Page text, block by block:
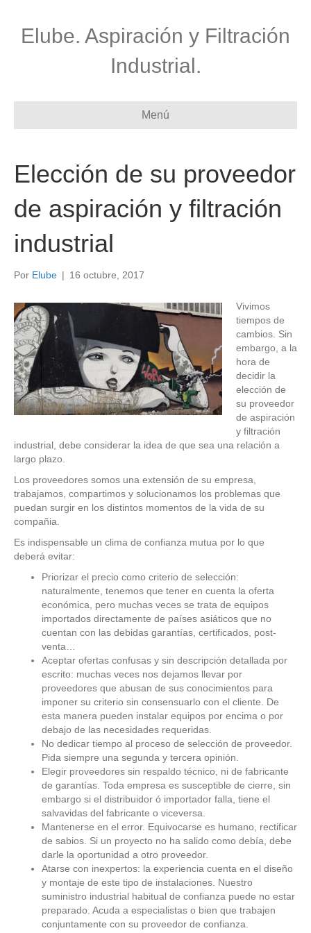
Elube. Aspiración y Filtración
Industrial.
Menú
Elección de su proveedor
de aspiración y filtración
industrial
Por Elube | 16 octubre, 2017
Vivimos
tiempos de
cambios. Sin
embargo, a la
hora de
decidir la
elección de
su proveedor
de aspiración
y filtración
industrial, debe considerar la idea de que sea una relación a
largo plazo.
Los proveedores somos una extensión de su empresa,
trabajamos, compartimos y solucionamos los problemas que
puedan surgir en los distintos momentos de la vida de su
compañia.
Es indispensable un clima de confianza mutua por lo que
deberá evitar:
Priorizar el precio como criterio de selección:
naturalmente, tenemos que tener en cuenta la oferta
económica, pero muchas veces se trata de equipos
importados directamente de países asiáticos que no
cuentan con las debidas garantías, certificados, post-
venta…
Aceptar ofertas confusas y sin descripción detallada por
escrito: muchas veces nos dejamos llevar por
proveedores que abusan de sus conocimientos para
imponer su criterio sin consensuarlo con el cliente. De
esta manera pueden instalar equipos por encima o por
debajo de las necesidades requeridas.
No dedicar tiempo al proceso de selección de proveedor.
Pida siempre una segunda y tercera opinión.
Elegir proveedores sin respaldo técnico, ni de fabricante
de garantías. Toda empresa es susceptible de cierre, sin
embargo si el distribuidor ó importador falla, tiene el
salvavidas del fabricante o viceversa.
Mantenerse en el error. Equivocarse es humano, rectificar
de sabios. Si un proyecto no ha salido como debía, debe
darle la oportunidad a otro proveedor.
Atarse con inexpertos: la experiencia cuenta en el diseño
y montaje de este tipo de instalaciones. Nuestro
suministro industrial habitual de confianza puede no estar
preparado. Acuda a especialistas o bien que trabajen
conjuntamente con su proveedor de confianza.